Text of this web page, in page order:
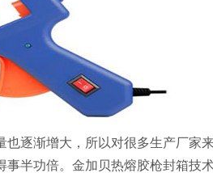
渐增大，所以对很多生产厂家
半功倍。金加贝热熔胶枪封箱技